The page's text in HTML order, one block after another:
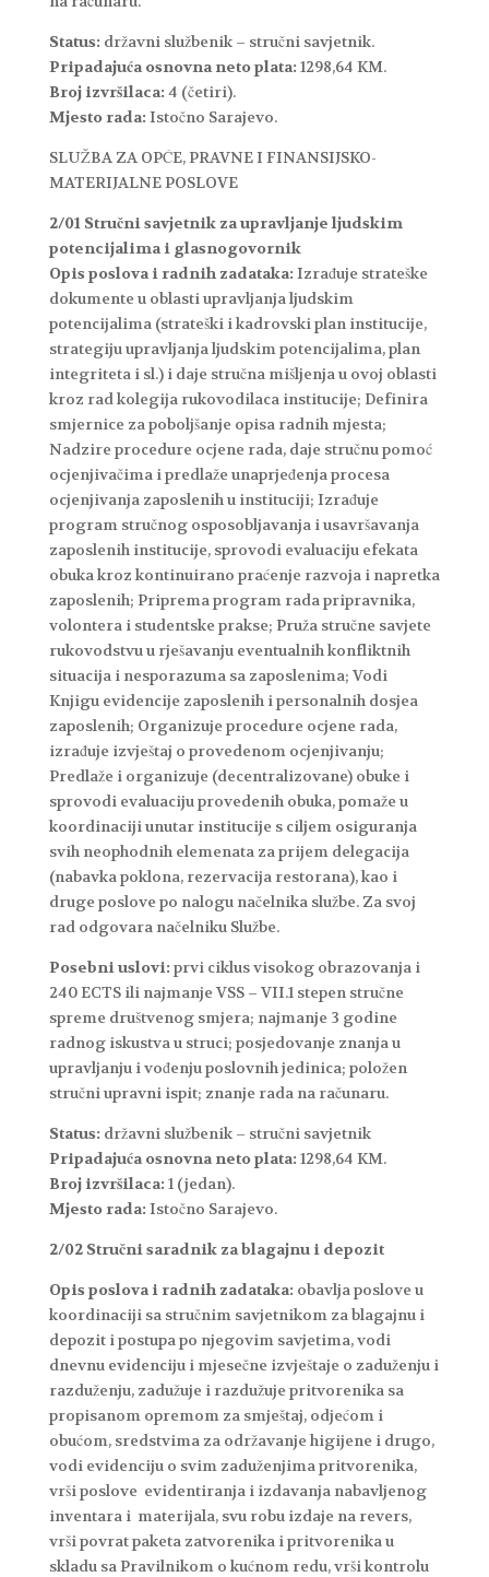
Status: državni službenik – stručni savjetnik.
Pripadajuća osnovna neto plata: 1298,64 KM.
Broj izvršilaca: 4 (četiri).
Mjesto rada: Istočno Sarajevo.
SLUŽBA ZA OPĆE, PRAVNE I FINANSIJSKO-
MATERIJALNE POSLOVE
2/01 Stručni savjetnik za upravljanje ljudskim
potencijalima i glasnogovornik
Opis poslova i radnih zadataka: Izrađuje strateške
dokumente u oblasti upravljanja ljudskim
potencijalima (strateški i kadrovski plan institucije,
strategiju upravljanja ljudskim potencijalima, plan
integriteta i sl.) i daje stručna mišljenja u ovoj oblasti
kroz rad kolegija rukovodilaca institucije; Definira
smjernice za poboljšanje opisa radnih mjesta;
Nadzire procedure ocjene rada, daje stručnu pomoć
ocjenjivačima i predlaže unaprjeđenja procesa
ocjenjivanja zaposlenih u instituciji; Izrađuje
program stručnog osposobljavanja i usavršavanja
zaposlenih institucije, sprovodi evaluaciju efekata
obuka kroz kontinuirano praćenje razvoja i napretka
zaposlenih; Priprema program rada pripravnika,
volontera i studentske prakse; Pruža stručne savjete
rukovodstvu u rješavanju eventualnih konfliktnih
situacija i nesporazuma sa zaposlenima; Vodi
Knjigu evidencije zaposlenih i personalnih dosjea
zaposlenih; Organizuje procedure ocjene rada,
izrađuje izvještaj o provedenom ocjenjivanju;
Predlaže i organizuje (decentralizovane) obuke i
sprovodi evaluaciju provedenih obuka, pomaže u
koordinaciji unutar institucije s ciljem osiguranja
svih neophodnih elemenata za prijem delegacija
(nabavka poklona, rezervacija restorana), kao i
druge poslove po nalogu načelnika službe. Za svoj
rad odgovara načelniku Službe.
Posebni uslovi: prvi ciklus visokog obrazovanja i
240 ECTS ili najmanje VSS – VII.1 stepen stručne
spreme društvenog smjera; najmanje 3 godine
radnog iskustva u struci; posjedovanje znanja u
upravljanju i vođenju poslovnih jedinica; položen
stručni upravni ispit; znanje rada na računaru.
Status: državni službenik – stručni savjetnik
Pripadajuća osnovna neto plata: 1298,64 KM.
Broj izvršilaca: 1 (jedan).
Mjesto rada: Istočno Sarajevo.
2/02 Stručni saradnik za blagajnu i depozit
Opis poslova i radnih zadataka: obavlja poslove u
koordinaciji sa stručnim savjetnikom za blagajnu i
depozit i postupa po njegovim savjetima, vodi
dnevnu evidenciju i mjesečne izvještaje o zaduženju i
razduženju, zadužuje i razdužuje pritvorenika sa
propisanom opremom za smještaj, odjećom i
obućom, sredstvima za održavanje higijene i drugo,
vodi evidenciju o svim zaduženjima pritvorenika,
vrši poslove evidentiranja i izdavanja nabavljenog
inventara i materijala, svu robu izdaje na revers,
vrši povrat paketa zatvorenika i pritvorenika u
skladu sa Pravilnikom o kućnom redu, vrši kontrolu